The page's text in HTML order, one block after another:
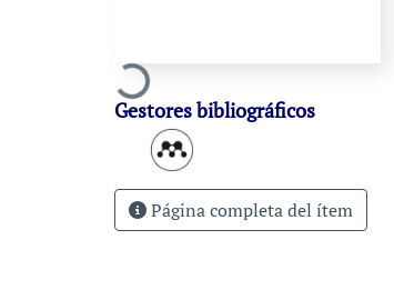
Cargando...
Gestores bibliográficos
Página completa del ítem